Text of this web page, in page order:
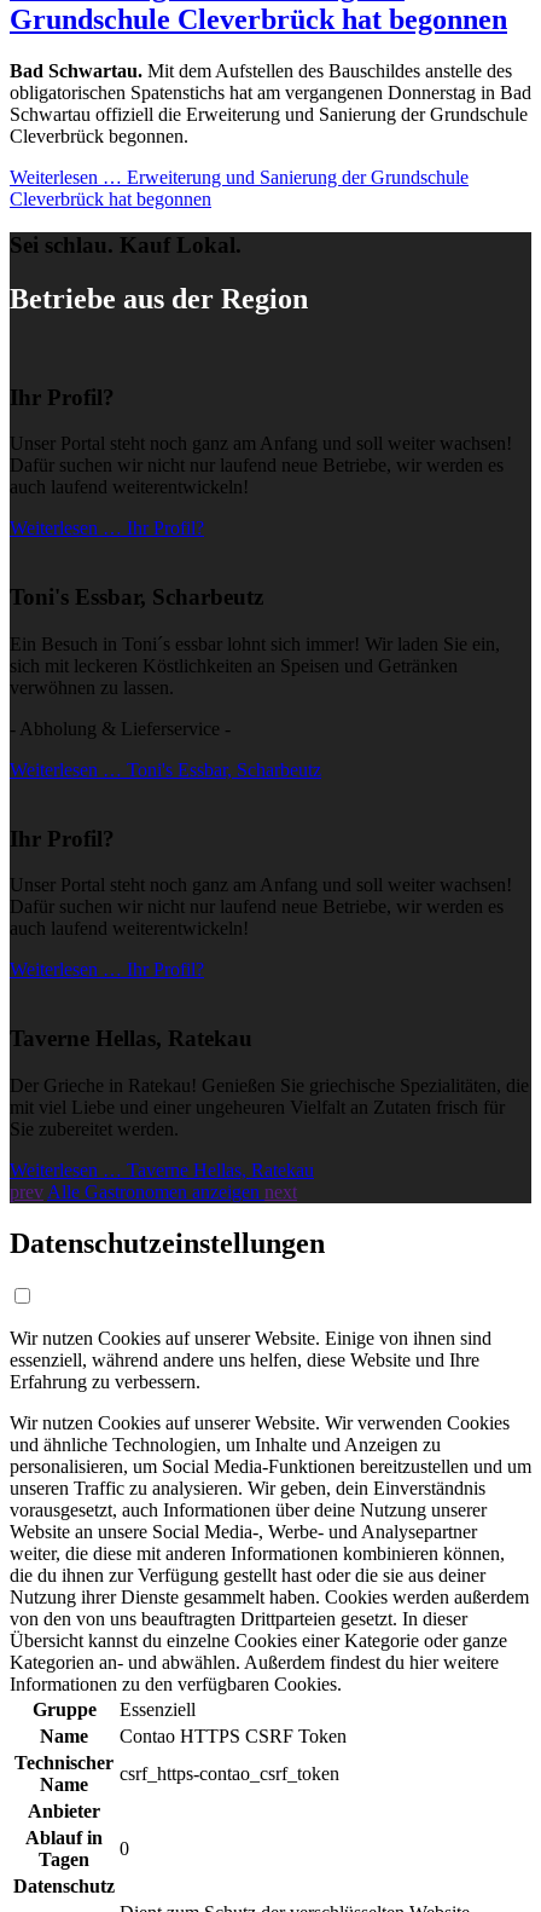
Grundschule Cleverbrück hat begonnen
Bad Schwartau. Mit dem Aufstellen des Bauschildes anstelle des
obligatorischen Spatenstichs hat am vergangenen Donnerstag in Bad
Schwartau offiziell die Erweiterung und Sanierung der Grundschule
Cleverbrück begonnen.
Weiterlesen … Erweiterung und Sanierung der Grundschule
Cleverbrück hat begonnen
Sei schlau. Kauf Lokal.
Betriebe aus der Region
Ihr Profil?
Unser Portal steht noch ganz am Anfang und soll weiter wachsen!
Dafür suchen wir nicht nur laufend neue Betriebe, wir werden es
auch laufend weiterentwickeln!
Weiterlesen … Ihr Profil?
Toni's Essbar, Scharbeutz
Ein Besuch in Toni´s essbar lohnt sich immer! Wir laden Sie ein,
sich mit leckeren Köstlichkeiten an Speisen und Getränken
verwöhnen zu lassen.
- Abholung & Lieferservice -
Weiterlesen … Toni's Essbar, Scharbeutz
Ihr Profil?
Unser Portal steht noch ganz am Anfang und soll weiter wachsen!
Dafür suchen wir nicht nur laufend neue Betriebe, wir werden es
auch laufend weiterentwickeln!
Weiterlesen … Ihr Profil?
Taverne Hellas, Ratekau
Der Grieche in Ratekau! Genießen Sie griechische Spezialitäten, die
mit viel Liebe und einer ungeheuren Vielfalt an Zutaten frisch für
Sie zubereitet werden.
Weiterlesen … Taverne Hellas, Ratekau
prev Alle Gastronomen anzeigen next
Datenschutzeinstellungen
Wir nutzen Cookies auf unserer Website. Einige von ihnen sind
essenziell, während andere uns helfen, diese Website und Ihre
Erfahrung zu verbessern.
Wir nutzen Cookies auf unserer Website. Wir verwenden Cookies
und ähnliche Technologien, um Inhalte und Anzeigen zu
personalisieren, um Social Media-Funktionen bereitzustellen und um
unseren Traffic zu analysieren. Wir geben, dein Einverständnis
vorausgesetzt, auch Informationen über deine Nutzung unserer
Website an unsere Social Media-, Werbe- und Analysepartner
weiter, die diese mit anderen Informationen kombinieren können,
die du ihnen zur Verfügung gestellt hast oder die sie aus deiner
Nutzung ihrer Dienste gesammelt haben. Cookies werden außerdem
von den von uns beauftragten Drittparteien gesetzt. In dieser
Übersicht kannst du einzelne Cookies einer Kategorie oder ganze
Kategorien an- und abwählen. Außerdem findest du hier weitere
Informationen zu den verfügbaren Cookies.
Gruppe
Essenziell
Name
Contao HTTPS CSRF Token
Technischer
Name
csrf_https-contao_csrf_token
Anbieter
Ablauf in
Tagen
0
Datenschutz